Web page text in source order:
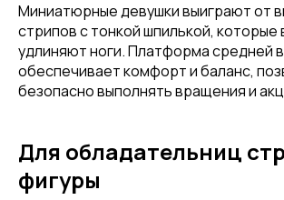
Миниатюрные девушки выиграют от
стрипов с тонкой шпилькой, которые
удлиняют ноги. Платформа средней
обеспечивает комфорт и баланс,
безопасно выполнять вращения и
Для обладательниц
фигуры